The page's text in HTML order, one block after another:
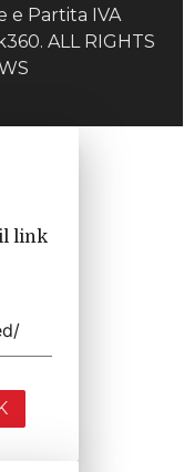
e Partita IVA
ALL RIGHTS
link